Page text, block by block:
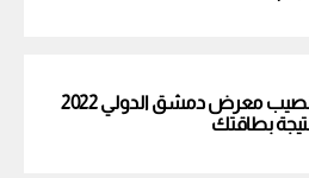
نتائج يانصيب معرض دمشق الدولي 2022
بطاقتك